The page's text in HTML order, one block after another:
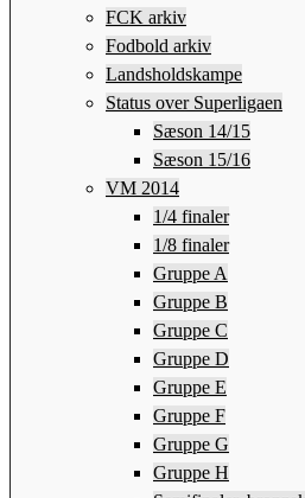
FCK arkiv
Fodbold arkiv
Landsholdskampe
Status over Superligaen
Sæson 14/15
Sæson 15/16
VM 2014
1/4 finaler
1/8 finaler
Gruppe A
Gruppe B
Gruppe C
Gruppe D
Gruppe E
Gruppe F
Gruppe G
Gruppe H